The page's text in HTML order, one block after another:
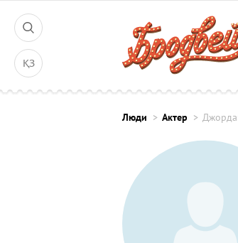
ҚЗ
Люди Актер